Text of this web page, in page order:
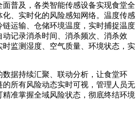
面普及，各类智能传感设备实现食堂全
、实时化的风险感知网络。温度传感
运输、仓储环境温度，实时捕捉温度
记录消杀时间、消杀频次、消杀效
监测湿度、空气质量、环境状态，实
数据持续汇聚、联动分析，让食堂环
所有风险动态实时可视，管理人员无
准掌握全域风险状态，彻底终结环境